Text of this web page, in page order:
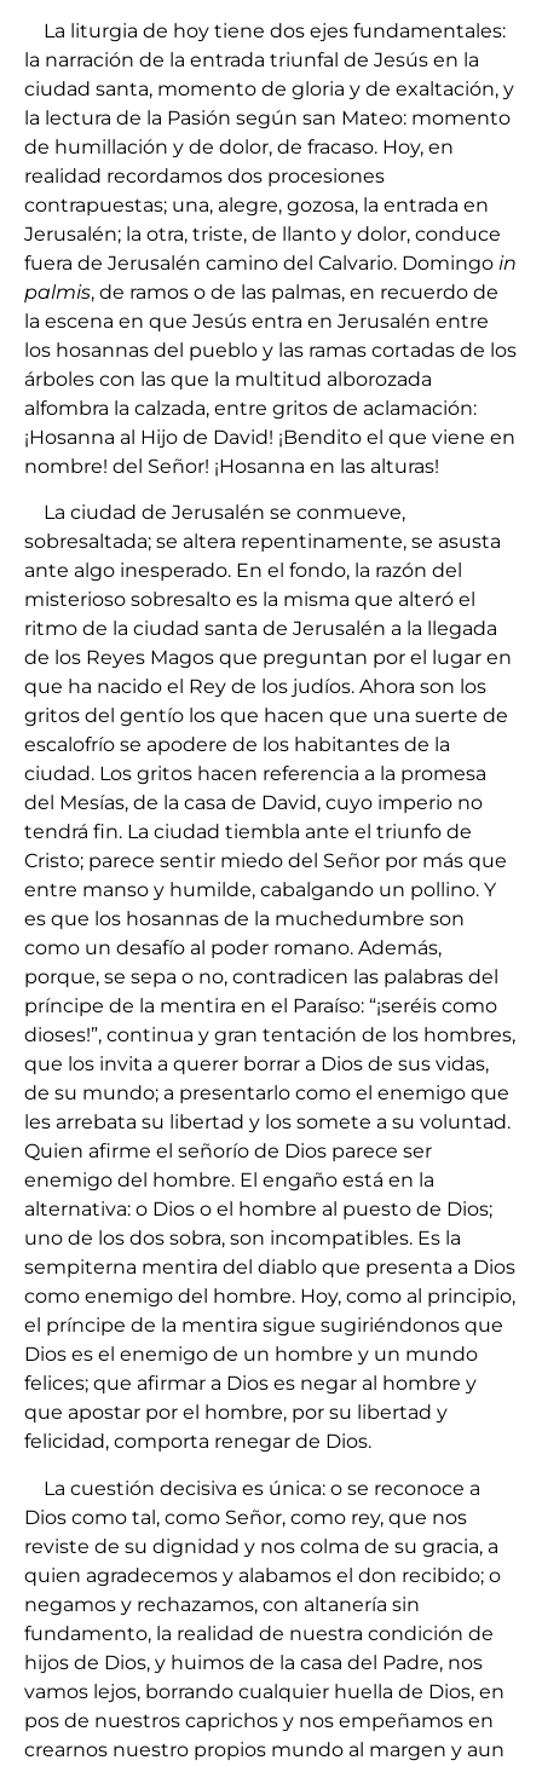
La liturgia de hoy tiene dos ejes fundamentales:
la narración de la entrada triunfal de Jesús en la
ciudad santa, momento de gloria y de exaltación, y
la lectura de la Pasión según san Mateo: momento
de humillación y de dolor, de fracaso. Hoy, en
realidad recordamos dos procesiones
contrapuestas; una, alegre, gozosa, la entrada en
Jerusalén; la otra, triste, de llanto y dolor, conduce
fuera de Jerusalén camino del Calvario. Domingo in
palmis, de ramos o de las palmas, en recuerdo de
la escena en que Jesús entra en Jerusalén entre
los hosannas del pueblo y las ramas cortadas de los
árboles con las que la multitud alborozada
alfombra la calzada, entre gritos de aclamación:
¡Hosanna al Hijo de David! ¡Bendito el que viene en
nombre! del Señor! ¡Hosanna en las alturas!
La ciudad de Jerusalén se conmueve,
sobresaltada; se altera repentinamente, se asusta
ante algo inesperado. En el fondo, la razón del
misterioso sobresalto es la misma que alteró el
ritmo de la ciudad santa de Jerusalén a la llegada
de los Reyes Magos que preguntan por el lugar en
que ha nacido el Rey de los judíos. Ahora son los
gritos del gentío los que hacen que una suerte de
escalofrío se apodere de los habitantes de la
ciudad. Los gritos hacen referencia a la promesa
del Mesías, de la casa de David, cuyo imperio no
tendrá fin. La ciudad tiembla ante el triunfo de
Cristo; parece sentir miedo del Señor por más que
entre manso y humilde, cabalgando un pollino. Y
es que los hosannas de la muchedumbre son
como un desafío al poder romano. Además,
porque, se sepa o no, contradicen las palabras del
príncipe de la mentira en el Paraíso: “¡seréis como
dioses!”, continua y gran tentación de los hombres,
que los invita a querer borrar a Dios de sus vidas,
de su mundo; a presentarlo como el enemigo que
les arrebata su libertad y los somete a su voluntad.
Quien afirme el señorío de Dios parece ser
enemigo del hombre. El engaño está en la
alternativa: o Dios o el hombre al puesto de Dios;
uno de los dos sobra, son incompatibles. Es la
sempiterna mentira del diablo que presenta a Dios
como enemigo del hombre. Hoy, como al principio,
el príncipe de la mentira sigue sugiriéndonos que
Dios es el enemigo de un hombre y un mundo
felices; que afirmar a Dios es negar al hombre y
que apostar por el hombre, por su libertad y
felicidad, comporta renegar de Dios.
La cuestión decisiva es única: o se reconoce a
Dios como tal, como Señor, como rey, que nos
reviste de su dignidad y nos colma de su gracia, a
quien agradecemos y alabamos el don recibido; o
negamos y rechazamos, con altanería sin
fundamento, la realidad de nuestra condición de
hijos de Dios, y huimos de la casa del Padre, nos
vamos lejos, borrando cualquier huella de Dios, en
pos de nuestros caprichos y nos empeñamos en
crearnos nuestro propios mundo al margen y aun